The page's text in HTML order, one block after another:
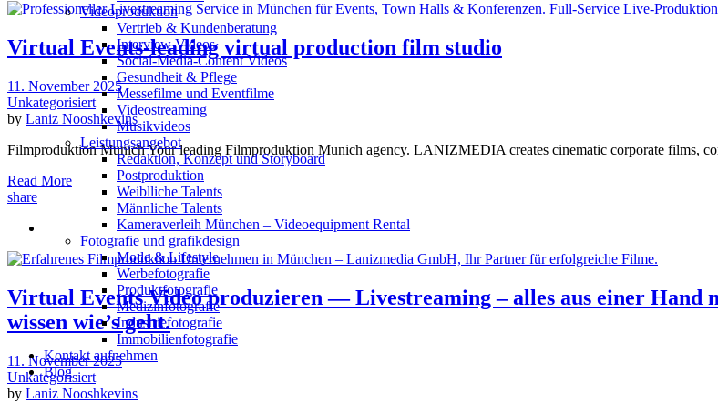
Videoproduktion
Vertrieb & Kundenberatung
Interview Videos
Social-Media-Content Videos
Gesundheit & Pflege
Mes­se­filme und Eventfilme
Video­strea­ming
Musikvideos
Leis­tungs­an­ge­bot
Redak­ti­on, Kon­zept und Storyboard
Post­pro­duk­ti­on
Weiblliche Talents
Männliche Talents
Kameraverleih München – Videoequipment Rental
Fotografie und grafikdesign
Mode & Lifestyle
Werbefotografie
Produktfotografie
Medizinfotografie
Industriefotografie
Immobilienfotografie
Kontakt aufnehmen
Blog
Virtual Events-leading virtual production film studio
11. November 2025
Unkategorisiert
by Laniz Nooshkevins
Filmproduktion Munich Your leading Filmproduktion Munich agency. LANIZMEDIA creates cinematic corporate films,
Read More
share
Virtual Events Video produzieren — Livestreaming – alles aus einer
wissen wie’s geht.
11. November 2025
Unkategorisiert
by Laniz Nooshkevins